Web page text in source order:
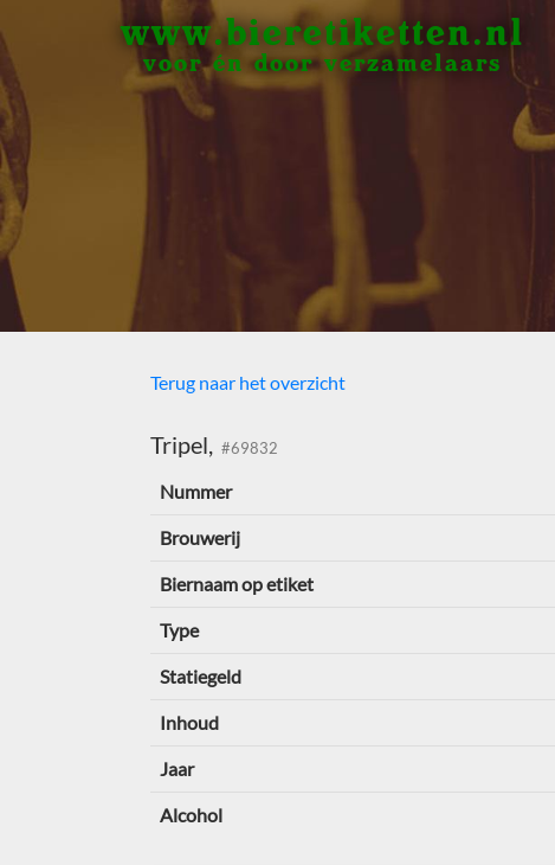
www.bieretiketten.nl
voor én door verzamelaars
Terug naar het overzicht
Tripel, #69832
Nummer
Brouwerij
Biernaam op etiket
Type
Statiegeld
Inhoud
Jaar
Alcohol